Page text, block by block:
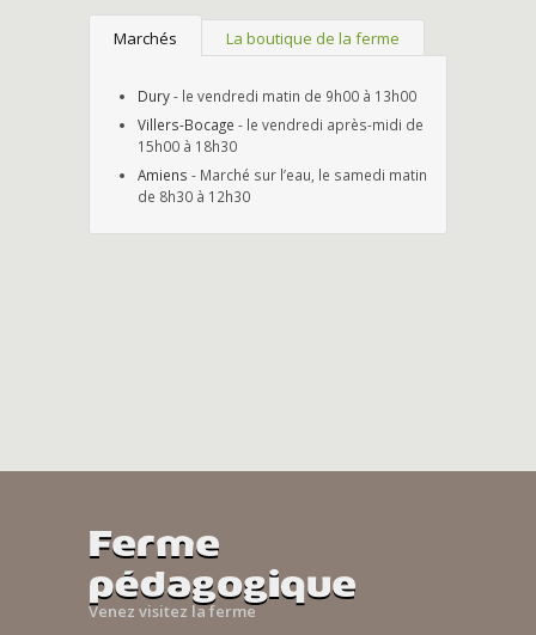
Marchés La boutique de la ferme
Dury- le vendredi matin de 9h00 à 13h00
Villers-Bocage - le vendredi après-midi de
15h00 à 18h30
Amiens - Marché sur l’eau, le samedi matin
de 8h30 à 12h30
Ferme
pédagogique
Venez visitez la ferme